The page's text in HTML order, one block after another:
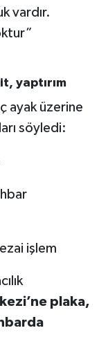
vardır.
yaptırım
ayak üzerine
söyledi:
işlem
plaka,